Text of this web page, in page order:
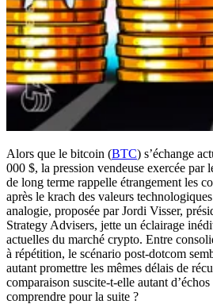
Alors que le bitcoin (BTC) s’échange
000 $, la pression vendeuse exercée par
de long terme rappelle étrangement les
après le krach des valeurs
analogie, proposée par Jordi Visser,
Strategy Advisers, jette un éclairage
actuelles du marché crypto. Entre
à répétition, le scénario post-dotcom
autant promettre les mêmes délais de
comparaison suscite-t-elle autant
comprendre pour la suite ?